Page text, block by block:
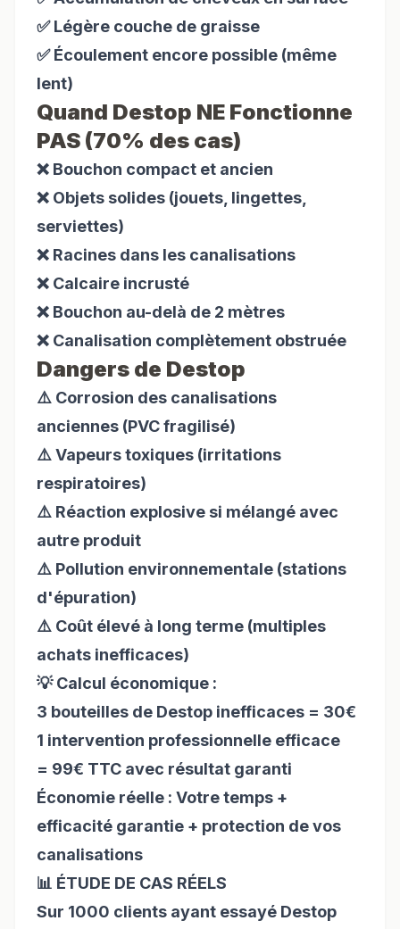
✅ Légère couche de graisse
✅ Écoulement encore possible (même
lent)
Quand Destop NE Fonctionne
PAS (70% des cas)
❌ Bouchon compact et ancien
❌ Objets solides (jouets, lingettes,
serviettes)
❌ Racines dans les canalisations
❌ Calcaire incrusté
❌ Bouchon au-delà de 2 mètres
❌ Canalisation complètement obstruée
Dangers de Destop
⚠️ Corrosion des canalisations
anciennes (PVC fragilisé)
⚠️ Vapeurs toxiques (irritations
respiratoires)
⚠️ Réaction explosive si mélangé avec
autre produit
⚠️ Pollution environnementale (stations
d'épuration)
⚠️ Coût élevé à long terme (multiples
achats inefficaces)
💡 Calcul économique :
3 bouteilles de Destop inefficaces = 30€
1 intervention professionnelle efficace
= 99€ TTC avec résultat garanti
Économie réelle : Votre temps +
efficacité garantie + protection de vos
canalisations
📊 ÉTUDE DE CAS RÉELS
Sur 1000 clients ayant essayé Destop